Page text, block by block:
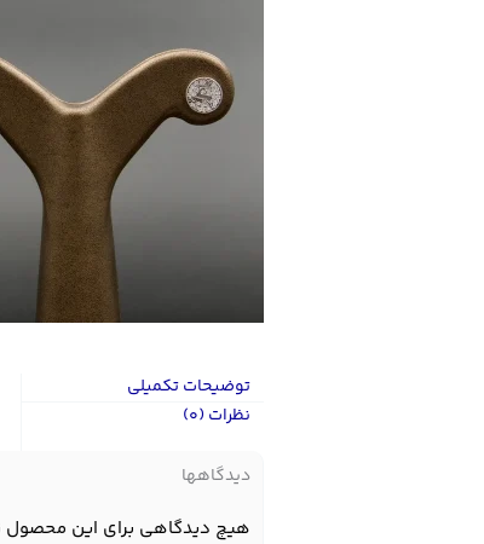
توضیحات تکمیلی
نظرات (0)
دیدگاهها
هیچ دیدگاهی برای این